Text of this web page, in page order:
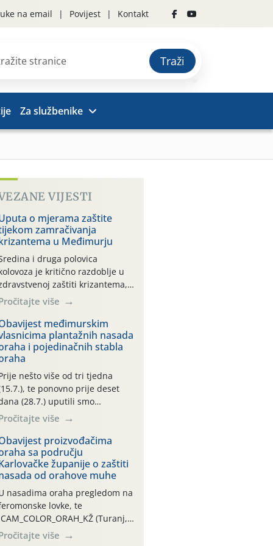
na email Povijest Kontakt
Traži
Za službenike
VIJESTI
o mjerama zaštite
zamračivanja
u Međimurju
i druga polovica
je kritično razdoblje u
zaštiti krizantema,
prije zamračivanja u proteklom
smo mjesecu tri puta upućivali
o preventivnim
zaštite krizantema od
uzročnika bolesti,
i fito-fagnih grinja (23.7.,
06.7.)! Na početku ovog
je zabilježeno je
i ekstremno vruće
razdoblje, uz
temperature […]
više
međimurskim
plantažnih nasada
i pojedinačnih stabla
nešto više od tri tjedna
te ponovno prije deset
(28.7.) uputili smo
vlasnicima plantažnih
nasada oraha i pojedinačnih
o početku leta i
potrebi usmjerenog
orahove muhe
completa)! Već
dana traje drugi
“toplinski udar”, koji
naročito izražen zadnja šest
(31.7.-05.8.), jer najviše
zraka svakodnevno
više
proizvođačima
sa području
županije o zaštiti
od orahove muhe
nasadima oraha pregledom na
lovke, te
CAM_COLOR_ORAH_KŽ (Turanj,
zabilježena je mala
više